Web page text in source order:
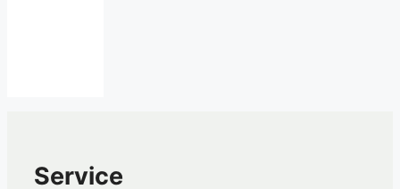
Service